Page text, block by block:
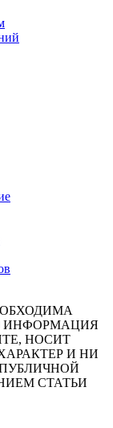
ИНФОРМАЦИЯ
НОСИТ
И НИ
СТАТЬИ